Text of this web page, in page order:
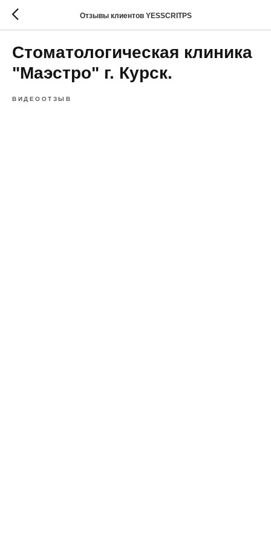
Отзывы клиентов YESSCRITPS
Стоматологическая клиника
"Маэстро" г. Курск.
ВИДЕООТЗЫВ